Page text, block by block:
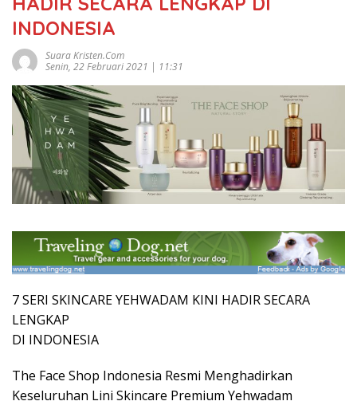
INDONESIA
Suara Kristen.com
Senin, 22 Februari 2021 | 11:31
7 SERI SKINCARE YEHWADAM KINI HADIR SECARA
LENGKAP
DI INDONESIA
The Face Shop Indonesia Resmi Menghadirkan
Keseluruhan Lini Skincare Premium Yehwadam